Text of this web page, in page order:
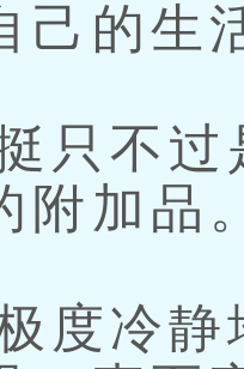
己的生
不过
附加品
冷静